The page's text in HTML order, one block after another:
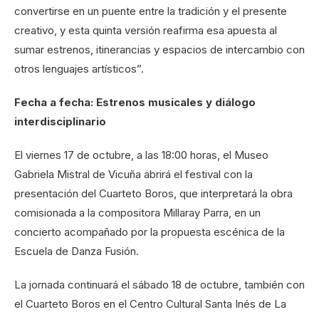
convertirse en un puente entre la tradición y el presente
creativo, y esta quinta versión reafirma esa apuesta al
sumar estrenos, itinerancias y espacios de intercambio con
otros lenguajes artísticos”.
Fecha a fecha: Estrenos musicales y diálogo
interdisciplinario
El viernes 17 de octubre, a las 18:00 horas, el Museo
Gabriela Mistral de Vicuña abrirá el festival con la
presentación del Cuarteto Boros, que interpretará la obra
comisionada a la compositora Millaray Parra, en un
concierto acompañado por la propuesta escénica de la
Escuela de Danza Fusión.
La jornada continuará el sábado 18 de octubre, también con
el Cuarteto Boros en el Centro Cultural Santa Inés de La